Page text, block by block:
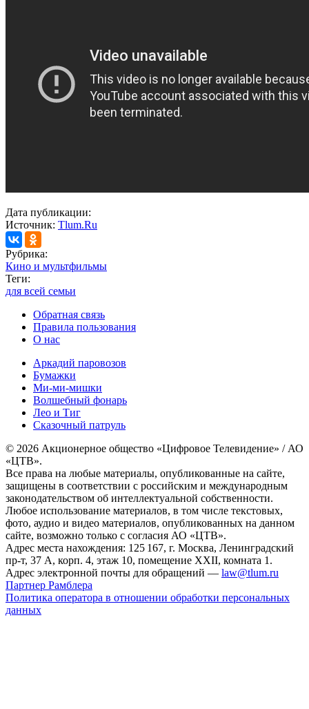
Дата публикации:
Источник: Tlum.Ru
Рубрика:
Кино и мультфильмы
Теги:
для всей семьи
Обратная связь
Правила пользования
О нас
Аркадий паровозов
Бумажки
Ми-ми-мишки
Волшебный фонарь
Лео и Тиг
Сказочный патруль
© 2026 Акционерное общество «Цифровое Телевидение» / АО
«ЦТВ».
Все права на любые материалы, опубликованные на сайте,
защищены в соответствии с российским и международным
законодательством об интеллектуальной собственности.
Любое использование материалов, в том числе текстовых,
фото, аудио и видео материалов, опубликованных на данном
сайте, возможно только с согласия АО «ЦТВ».
Адрес места нахождения: 125 167, г. Москва, Ленинградский
пр-т, 37 А, корп. 4, этаж 10, помещение XXII, комната 1.
Адрес электронной почты для обращений — law@tlum.ru
Партнер Рамблера
Политика оператора в отношении обработки персональных
данных